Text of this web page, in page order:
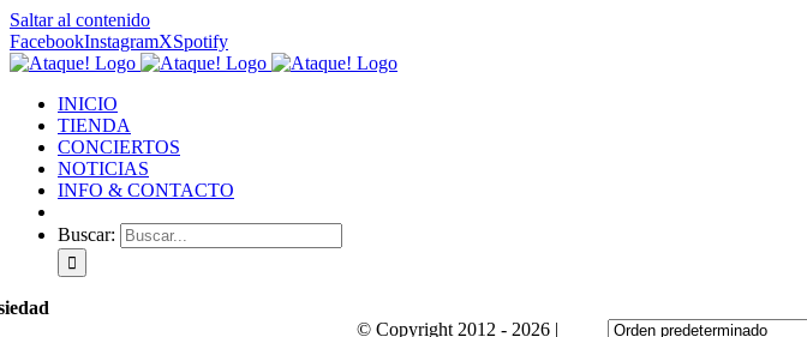
Saltar al contenido
FacebookInstagramXSpotify
INICIO
TIENDA
CONCIERTOS
NOTICIAS
INFO & CONTACTO
Buscar:
© Copyright 2012 - 2026 |